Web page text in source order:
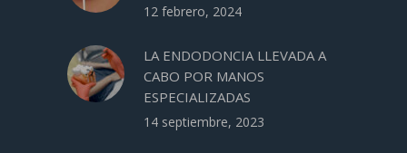
12 febrero, 2024
LA ENDODONCIA LLEVADA A
CABO POR MANOS
ESPECIALIZADAS
14 septiembre, 2023